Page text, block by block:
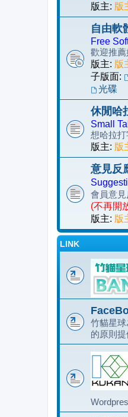
版主: 版
自由軟
Free
歡迎推薦
版主: 版
子版面:
光碟
休閒哈
Small
想哈拉
版主: 版
意見反
會員意
(不再開
版主: 版
LINK
竹貓星
的原則